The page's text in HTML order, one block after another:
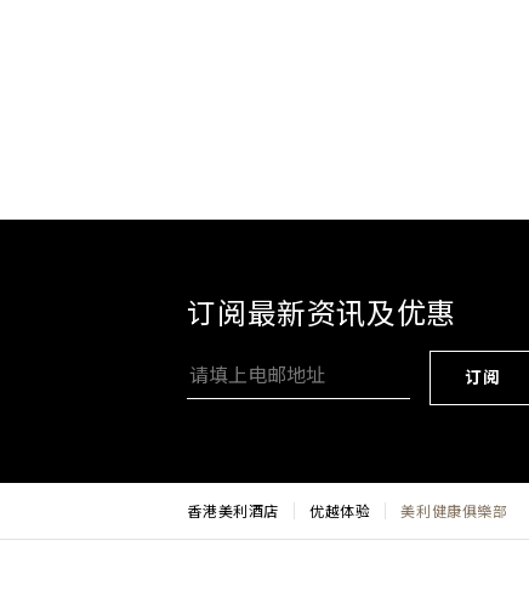
订阅最新资讯及优惠
订阅
香港美利酒店 优越体验 美利健康俱樂部